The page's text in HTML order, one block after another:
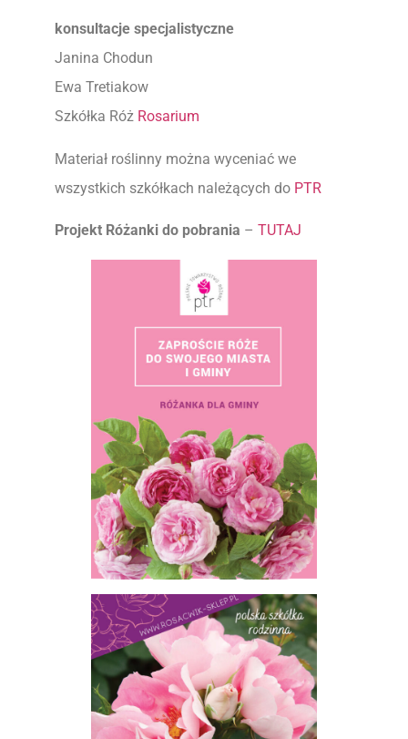
konsultacje specjalistyczne
Janina Chodun
Ewa Tretiakow
Szkółka Róż Rosarium
Materiał roślinny można wyceniać we
wszystkich szkółkach należących do PTR
Projekt Różanki do pobrania – TUTAJ